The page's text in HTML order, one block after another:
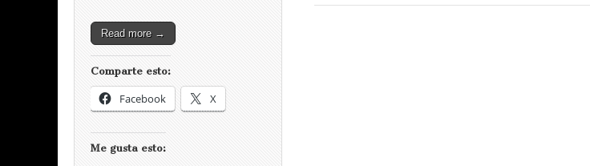
Read more →
Comparte esto:
Facebook X
Me gusta esto: